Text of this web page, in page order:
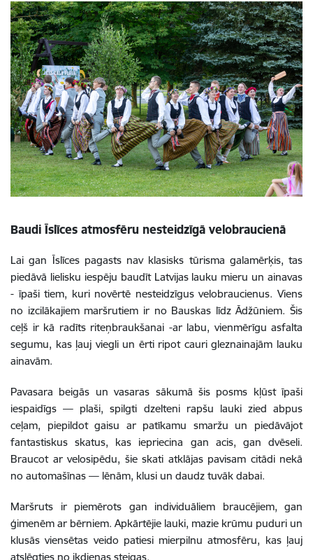
Baudi Īslīces atmosfēru nesteidzīgā velobraucienā
Lai gan Īslīces pagasts nav klasisks tūrisma galamērķis, tas
piedāvā lielisku iespēju baudīt Latvijas lauku mieru un ainavas
- īpaši tiem, kuri novērtē nesteidzīgus velobraucienus. Viens
no izcilākajiem maršrutiem ir no Bauskas līdz Ādžūniem. Šis
ceļš ir kā radīts riteņbraukšanai -ar labu, vienmērīgu asfalta
segumu, kas ļauj viegli un ērti ripot cauri gleznainajām lauku
ainavām.
Pavasara beigās un vasaras sākumā šis posms kļūst īpaši
iespaidīgs — plaši, spilgti dzelteni rapšu lauki zied abpus
ceļam, piepildot gaisu ar patīkamu smaržu un piedāvājot
fantastiskus skatus, kas iepriecina gan acis, gan dvēseli.
Braucot ar velosipēdu, šie skati atklājas pavisam citādi nekā
no automašīnas — lēnām, klusi un daudz tuvāk dabai.
Maršruts ir piemērots gan individuāliem braucējiem, gan
ģimenēm ar bērniem. Apkārtējie lauki, mazie krūmu puduri un
klusās viensētas veido patiesi mierpilnu atmosfēru, kas ļauj
atslēgties no ikdienas steigas.